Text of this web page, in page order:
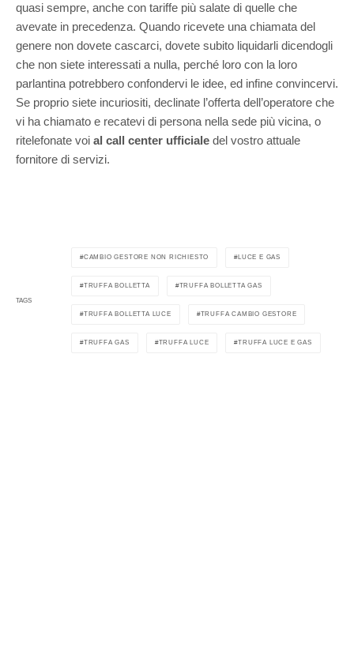
quasi sempre, anche con tariffe più salate di quelle che
avevate in precedenza. Quando ricevete una chiamata del
genere non dovete cascarci, dovete subito liquidarli dicendogli
che non siete interessati a nulla, perché loro con la loro
parlantina potrebbero confondervi le idee, ed infine convincervi.
Se proprio siete incuriositi, declinate l’offerta dell’operatore che
vi ha chiamato e recatevi di persona nella sede più vicina, o
ritelefonate voi al call center ufficiale del vostro attuale
fornitore di servizi.
TAGS
CAMBIO GESTORE NON RICHIESTO LUCE E GAS
TRUFFA BOLLETTA TRUFFA BOLLETTA GAS
TRUFFA BOLLETTA LUCE TRUFFA CAMBIO GESTORE
TRUFFA GAS TRUFFA LUCE TRUFFA LUCE E GAS